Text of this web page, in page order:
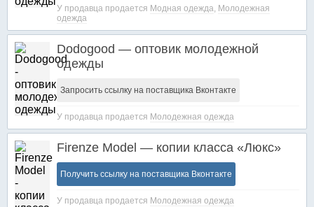
У продавца продается Модная одежда, Молодежная
одежда
Dodogood — оптовик молодежной
одежды
Запросить ссылку на поставщика Вконтакте
У продавца продается Молодежная одежда
Firenze Model — копии класса «Люкс»
Получить ссылку на поставщика Вконтакте
У продавца продается Молодежная одежда